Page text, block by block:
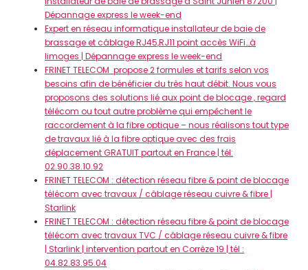
Dépannage express le week-end
Expert en réseau informatique installateur de baie de
brassage et câblage RJ45,RJ11 point accès WiFi…à
limoges | Dépannage express le week-end
FRINET TELECOM propose 2 formules et tarifs selon vos
besoins afin de bénéficier du très haut débit. Nous vous
proposons des solutions lié aux point de blocage , regard
télécom ou tout autre problème qui empêchent le
raccordement à la fibre optique – nous réalisons tout type
de travaux lié à la fibre optique avec des frais
déplacement GRATUIT partout en France | tél:
02.90.38.10.92
FRINET TELECOM : détection réseau fibre & point de blocage
télécom avec travaux / câblage réseau cuivre & fibre |
Starlink
FRINET TELECOM : détection réseau fibre & point de blocage
télécom avec travaux TVC / câblage réseau cuivre & fibre
| Starlink | intervention partout en Corrèze 19 | tél :
04.82.83.95.04